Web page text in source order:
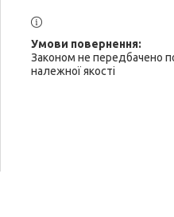
Законом не передбачено
належної якості